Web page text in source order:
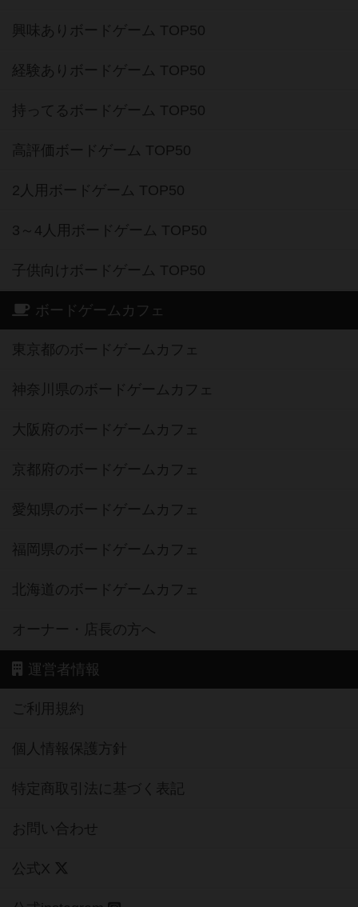
興味ありボードゲーム TOP50
経験ありボードゲーム TOP50
持ってるボードゲーム TOP50
高評価ボードゲーム TOP50
2人用ボードゲーム TOP50
3～4人用ボードゲーム TOP50
子供向けボードゲーム TOP50
ボードゲームカフェ
東京都のボードゲームカフェ
神奈川県のボードゲームカフェ
大阪府のボードゲームカフェ
京都府のボードゲームカフェ
愛知県のボードゲームカフェ
福岡県のボードゲームカフェ
北海道のボードゲームカフェ
オーナー・店長の方へ
運営者情報
ご利用規約
個人情報保護方針
特定商取引法に基づく表記
お問い合わせ
公式X